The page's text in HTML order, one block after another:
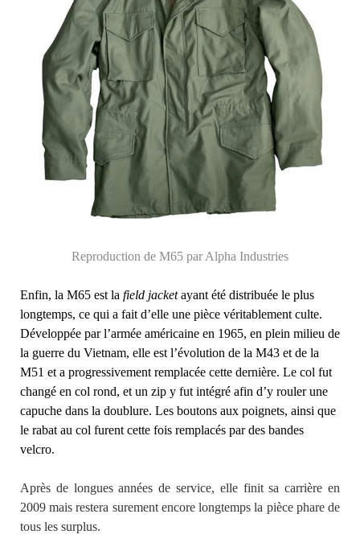
Reproduction de M65 par Alpha Industries
Enfin, la M65 est la field jacketayant été distribuée le plus
longtemps, ce qui a fait d’elle une pièce véritablement culte.
Développée par l’armée américaine en 1965, en plein milieu de
la guerre du Vietnam, elle est l’évolution de la M43 et de la
M51 et a progressivement remplacée cette dernière. Le col fut
changé en col rond, et un zip y fut intégré afin d’y rouler une
capuche dans la doublure. Les boutons aux poignets, ainsi que
le rabat au col furent cette fois remplacés par des bandes
velcro.
Après de longues années de service, elle finit sa carrière en
2009 mais restera surement encore longtemps la pièce phare de
tous les surplus.